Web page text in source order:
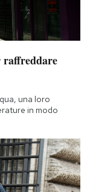
raffreddare
una loro
in modo